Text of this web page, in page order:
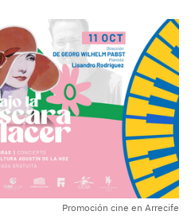
Promoción cine en Arrecife